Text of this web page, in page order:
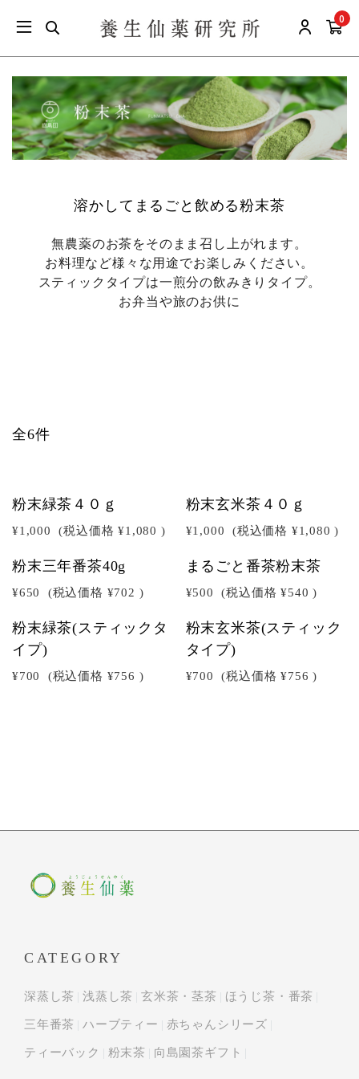
0
溶かしてまるごと飲める粉末茶
無農薬のお茶をそのまま召し上がれます。
お料理など様々な用途でお楽しみください。
スティックタイプは一煎分の飲みきりタイプ。
お弁当や旅のお供に
全6件
粉末緑茶４０ｇ
¥1,000 (税込価格 ¥1,080 )
粉末玄米茶４０ｇ
¥1,000 (税込価格 ¥1,080 )
粉末三年番茶40g
¥650 (税込価格 ¥702 )
まるごと番茶粉末茶
¥500 (税込価格 ¥540 )
粉末緑茶(スティックタ
イプ)
¥700 (税込価格 ¥756 )
粉末玄米茶(スティック
タイプ)
¥700 (税込価格 ¥756 )
CATEGORY
深蒸し茶 浅蒸し茶 玄米茶・茎茶 ほうじ茶・番茶
三年番茶 ハーブティー 赤ちゃんシリーズ
ティーバック 粉末茶 向島園茶ギフト